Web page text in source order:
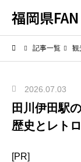
福岡県FAN
記事一覧 観
2026.07.03
田川伊田駅
歴史とレト
[PR]